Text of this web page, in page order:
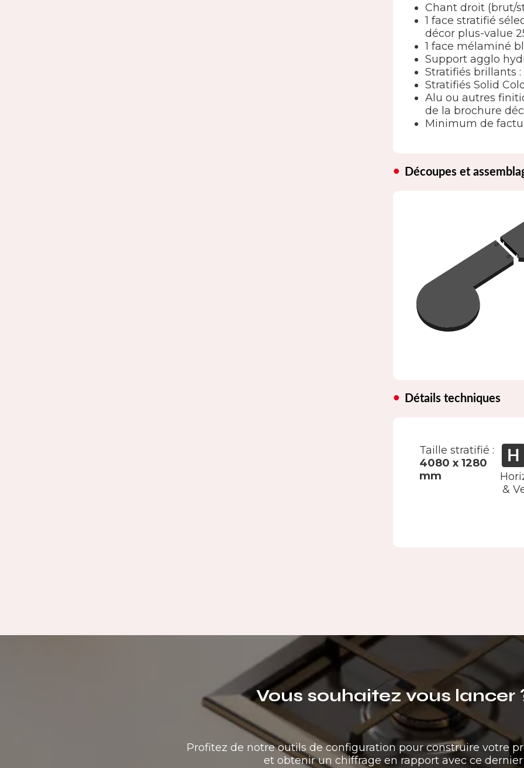
Chant droit (brut/
1 face stratifié
décor plus-value
1 face mélaminé
Support agglo
Stratifiés brillants :
Stratifiés Solid
Alu ou autres
de la brochure
Minimum de
Découpes et
Détails techniques
Taille stratifié :
4080 x 1280
mm
&
Vous souhaitez vous lancer
Profitez de notre outils de configuration pour construire votre
et obtenir un chiffrage en rapport avec ce dernier